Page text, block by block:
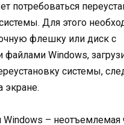
потребоваться
Для этого
флешку или диск с
Windows,
системы,
экране.
Windows – неотъемлемая